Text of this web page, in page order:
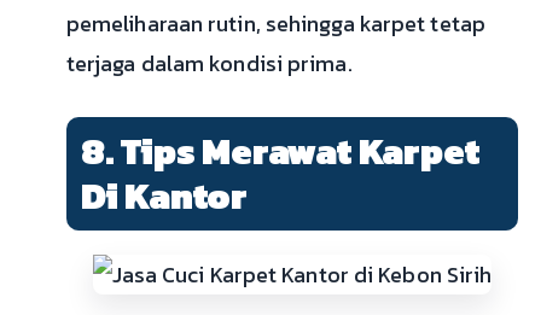
pemeliharaan rutin, sehingga karpet tetap
terjaga dalam kondisi prima.
8. Tips Merawat Karpet
Di Kantor